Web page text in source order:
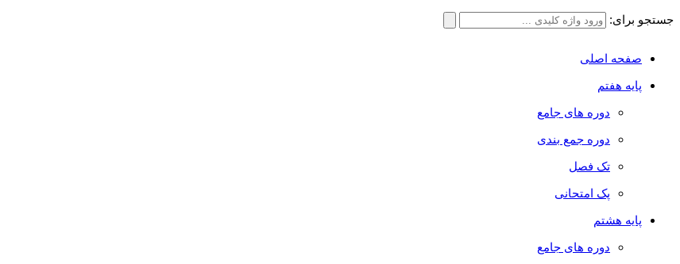
جستجو برای:
صفحه اصلی
پایه هفتم
دوره های جامع
دوره جمع بندی
تک فصل
پک امتحانی
پایه هشتم
دوره های جامع